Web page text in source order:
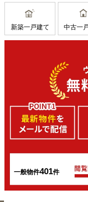
新築一戸建て 中古一
一般物件401件